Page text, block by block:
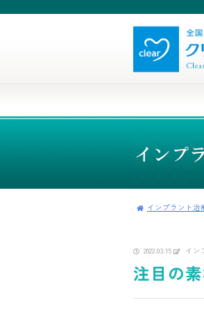
インプラント治
2022.03.15 イン
注目の